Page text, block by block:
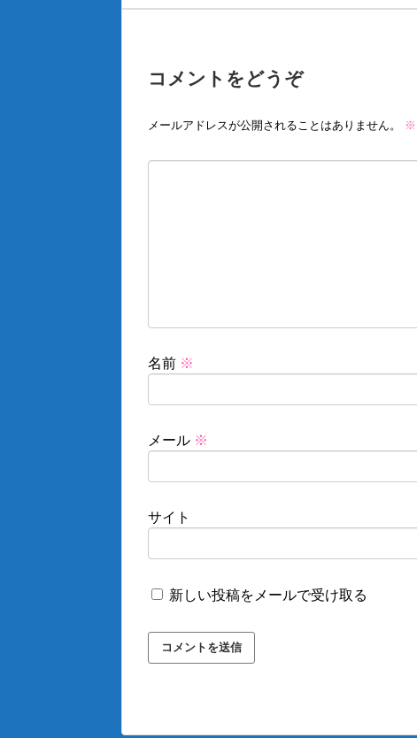
コメントをどうぞ
メールアドレスが公開されることはありません。 ※
名前 ※
メール ※
サイト
新しい投稿をメールで受け取る